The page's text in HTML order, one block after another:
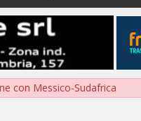
con Messico-Sudafrica